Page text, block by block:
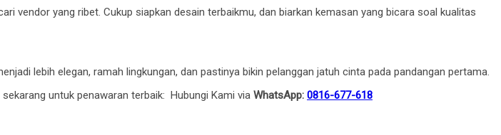
vendor yang ribet. Cukup siapkan desain terbaikmu, dan biarkan kemasan yang bicara soal kualitas
lebih elegan, ramah lingkungan, dan pastinya bikin pelanggan jatuh cinta pada pandangan pertama.
untuk penawaran terbaik: Hubungi Kami via WhatsApp: 0816-677-618